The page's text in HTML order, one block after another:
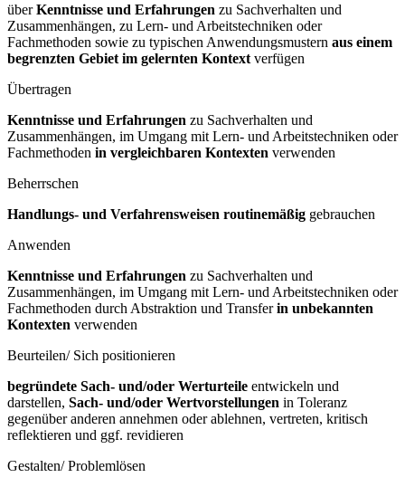
überKenntnisse und Erfahrungen zu Sachverhalten und
Zusammenhängen, zu Lern- und Arbeitstechniken oder
Fachmethoden sowie zu typischen Anwendungsmustern aus einem
begrenzten Gebiet im gelernten Kontext verfügen
Übertragen
Kenntnisse und Erfahrungen zu Sachverhalten und
Zusammenhängen, im Umgang mit Lern- und Arbeitstechniken oder
Fachmethoden in vergleichbaren Kontexten verwenden
Beherrschen
Handlungs- und Verfahrensweisen routinemäßig gebrauchen
Anwenden
Kenntnisse und Erfahrungen zu Sachverhalten und
Zusammenhängen, im Umgang mit Lern- und Arbeitstechniken oder
Fachmethoden durch Abstraktion und Transferin unbekannten
Kontexten verwenden
Beurteilen/ Sich positionieren
begründete Sach- und/oder Werturteile entwickeln und
darstellen, Sach- und/oder Wertvorstellungen in Toleranz
gegenüber anderen annehmen oder ablehnen, vertreten, kritisch
reflektieren und ggf. revidieren
Gestalten/ Problemlösen